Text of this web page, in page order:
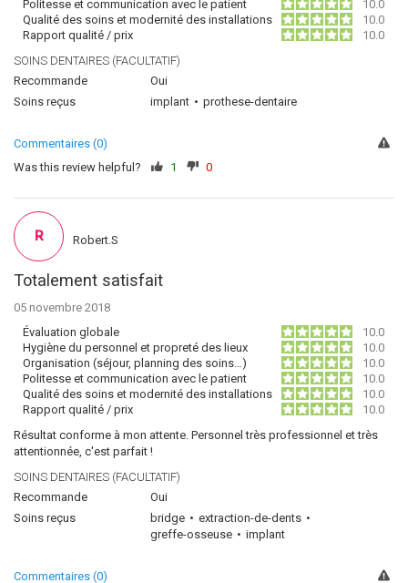
Politesse et communication avec le patient
10.0
Qualité des soins et modernité des installations
10.0
Rapport qualité / prix
10.0
SOINS DENTAIRES (FACULTATIF)
Recommande
Oui
Soins reçus
implant prothese-dentaire
Commentaires (0)
Was this review helpful?
1 0
Totalement satisfait
05 novembre 2018
Évaluation globale
10.0
Hygiène du personnel et propreté des lieux
10.0
Organisation (séjour, planning des soins…)
10.0
Politesse et communication avec le patient
10.0
Qualité des soins et modernité des installations
10.0
Rapport qualité / prix
10.0
Résultat conforme à mon attente. Personnel très professionnel et très
attentionnée, c'est parfait !
SOINS DENTAIRES (FACULTATIF)
Recommande
Oui
Soins reçus
bridge
extraction-de-dents
greffe-osseuse
implant
R Robert.S
Commentaires (0)